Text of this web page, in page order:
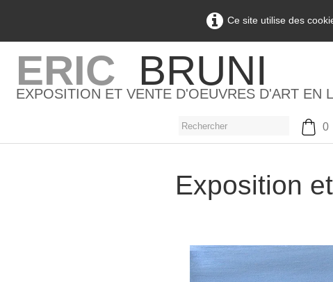
Ce site utilise des
ERIC BRUNI
EXPOSITION ET VENTE D'OEUVRES D'ART EN
0
Exposition